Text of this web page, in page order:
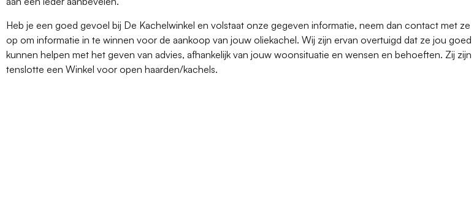
Heb je een goed gevoel bij De Kachelwinkel en volstaat onze gegeven informatie, neem dan contact met ze
op om informatie in te winnen voor de aankoop van jouw oliekachel. Wij zijn ervan overtuigd dat ze jou goed
kunnen helpen met het geven van advies, afhankelijk van jouw woonsituatie en wensen en behoeften. Zij zijn
tenslotte een Winkel voor open haarden/kachels.